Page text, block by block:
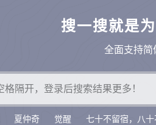
搜一搜就是
全面支持简
夏仲奇 觉醒 七十不留宿，八